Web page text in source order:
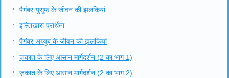
पैगंबर युसूफ के जीवन की झलकियां
इस्तिखारा प्रार्थना
पैगंबर अय्यूब के जीवन की झलकियां
ज़कात के लिए आसान मार्गदर्शन (2 का भाग 1)
ज़कात के लिए आसान मार्गदर्शन (2 का भाग 2)